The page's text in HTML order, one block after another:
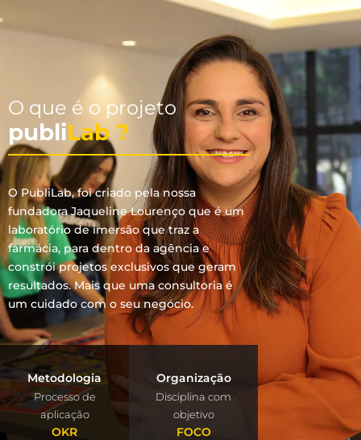
O que é o projeto
publiLab ?
O PubliLab, foi criado pela nossa
fundadora Jaqueline Lourenço que é um
laboratório de imersão que traz a
farmácia, para dentro da agência e
constrói projetos exclusivos que geram
resultados. Mais que uma consultoria é
um cuidado com o seu negócio.
Metodologia
Processo de
aplicação
OKR
Organização
Disciplina com
objetivo
FOCO